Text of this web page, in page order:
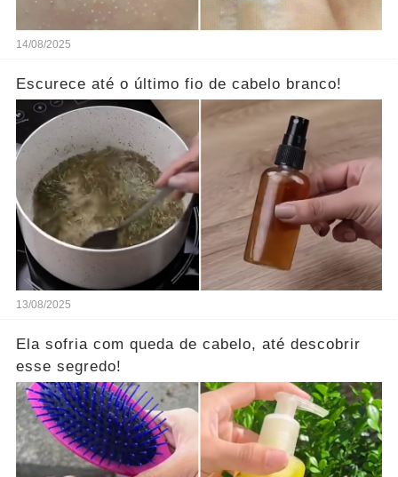
14/08/2025
Escurece até o último fio de cabelo branco!
13/08/2025
Ela sofria com queda de cabelo, até descobrir
esse segredo!